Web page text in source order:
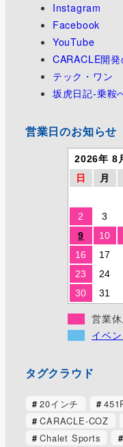
Instagram
Facebook
YouTube
CARACLE開発
テック・ワン
坂虎日記-乗鞍
営業日のお知らせ
2026年 8
日
月
2
3
9
10
16
17
23
24
30
31
営業休
イベ
タグクラウド
20インチ
CARACLE-COZ
Chalet Sports